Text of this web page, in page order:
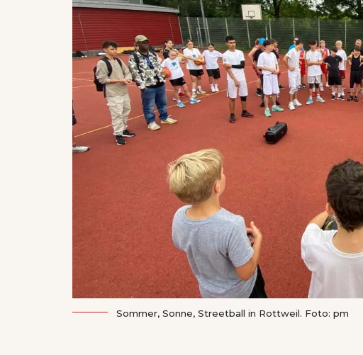
Sommer, Sonne, Streetball in Rottweil. Foto: pm